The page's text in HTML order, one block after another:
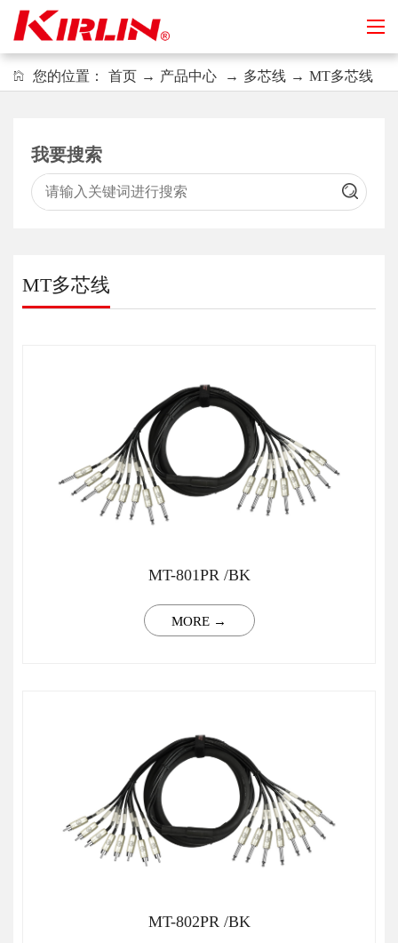
您的位置： 首页 → 产品中心 → 多芯线 → MT多芯线
我要搜索
MT多芯线
MT-801PR /BK
MORE →
MT-802PR /BK